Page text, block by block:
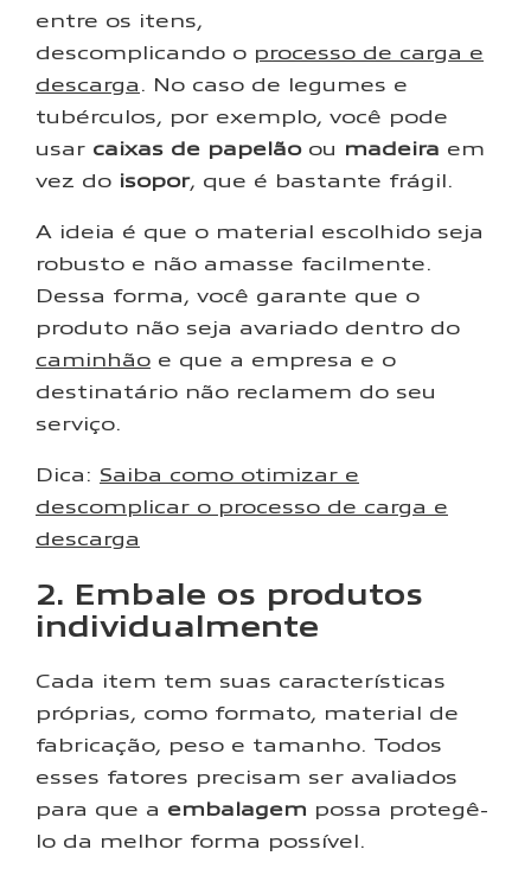
entre os itens,
descomplicando o processo de carga e
descarga . No caso de legumes e
tubérculos, por exemplo, você pode
usar caixas de papelãoou madeira em
vez do isopor, que é bastante frágil.
A ideia é que o material escolhido seja
robusto e não amasse facilmente.
Dessa forma, você garante que o
produto não seja avariado dentro do
caminhão e que a empresa e o
destinatário não reclamem do seu
serviço.
Dica: Saiba como otimizar e
descomplicar o processo de carga e
descarga
2. Embale os produtos
individualmente
Cada item tem suas características
próprias, como formato, material de
fabricação, peso e tamanho. Todos
esses fatores precisam ser avaliados
para que a embalagem possa protegê-
lo da melhor forma possível.